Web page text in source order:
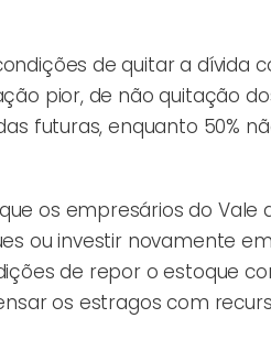
de quitar a dívida
pior, de não quitação
futuras, enquanto 50%
os empresários do
ou investir novamente
de repor o estoque
os estragos com